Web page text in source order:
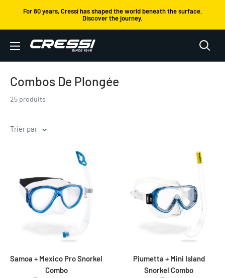
For 80 years, Cressi has shaped the world beneath the surface.
Discover the journey.
Cressi
Combos De Plongée
25 produits
Trier par
Samoa + Mexico Pro Snorkel
Combo
Piumetta + Mini Island
Snorkel Combo